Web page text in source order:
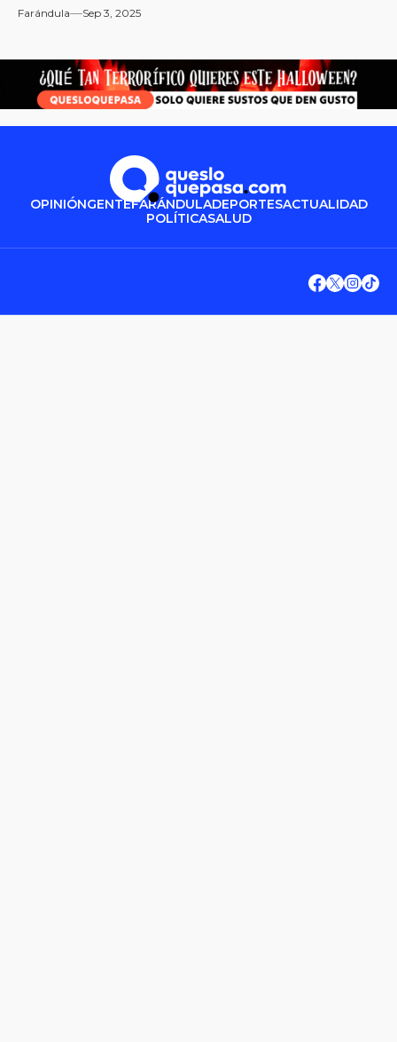
Farándula Sep 3, 2025
OPINIÓNGENTEFARÁNDULADEPORTESACTUALIDAD
POLÍTICASALUD